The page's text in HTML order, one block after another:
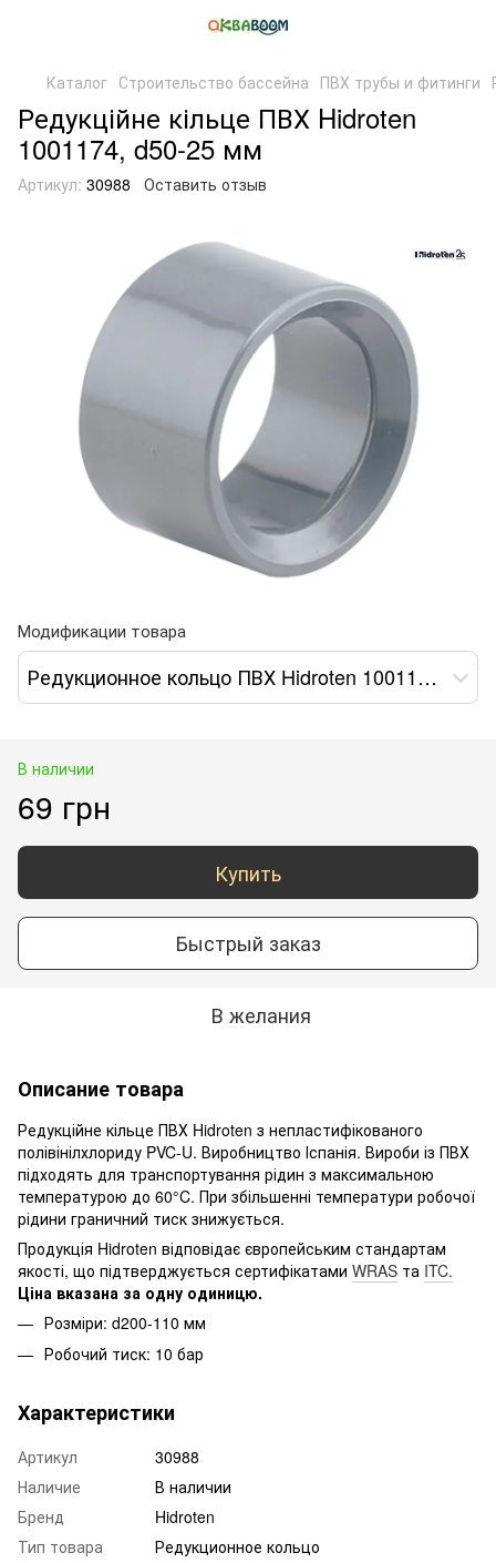
Каталог Строительство бассейна ПВХ трубы и фитинги
Редукційне кільце ПВХ Hidroten
1001174, d50-25 мм
Артикул: 30988 Оставить отзыв
Модификации товара
Редукционное кольцо ПВХ Hidroten 1001174, d50-25 мм
В наличии
69 грн
Купить
Быстрый заказ
В желания
Описание товара
Редукційне кільце ПВХ Hidroten з непластифікованого
полівінілхлориду PVC-U. Виробництво Іспанія. Вироби із ПВХ
підходять для транспортування рідин з максимальною
температурою до 60°C. При збільшенні температури робочої
рідини граничний тиск знижується.
Продукція Hidroten відповідає європейським стандартам
якості, що підтверджується сертифікатами WRAS та ITC.
Ціна вказана за одну одиницю.
Розміри: d200-110 мм
Робочий тиск: 10 бар
Характеристики
Артикул
30988
Наличие
В наличии
Бренд
Hidroten
Тип товара
Редукционное кольцо